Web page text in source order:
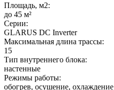
Площадь, м2:
до 45 м²
Серии:
GLARUS DC Inverter
Максимальная длина трассы:
15
Тип внутреннего блока:
настенные
Режимы работы:
обогрев, осушение, охлаждение